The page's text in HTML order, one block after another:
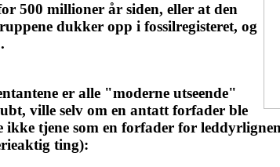
500 millioner år siden, eller at den
dukker opp i fossilregisteret, og
er alle "moderne utseende"
ville selv om en antatt forfader ble
tjene som en forfader for
ting):